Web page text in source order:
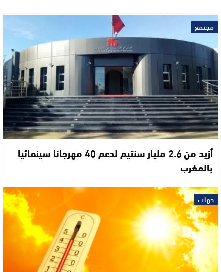
مجتمع
أزيد من 2.6 مليار سنتيم لدعم 40 مهرجانا سينمائيا
بالمغرب
جهات